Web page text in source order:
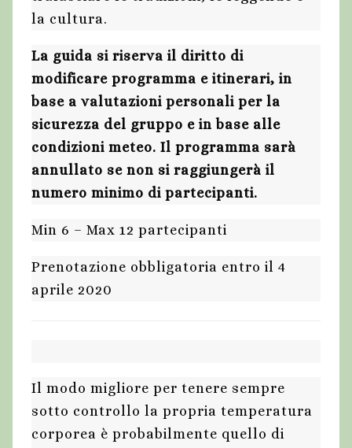
la cultura.
La guida si riserva il diritto di
modificare programma e itinerari, in
base a valutazioni personali per la
sicurezza del gruppo e in base alle
condizioni meteo. Il programma sarà
annullato se non si raggiungerà il
numero minimo di partecipanti.
Min 6 – Max 12 partecipanti
Prenotazione obbligatoria entro il 4
aprile 2020
Il modo migliore per tenere sempre
sotto controllo la propria temperatura
corporea è probabilmente quello di